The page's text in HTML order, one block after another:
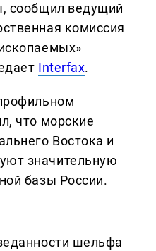
сообщил ведущий
комиссия
Interfax.
что морские
Востока и
значительную
базы России.
шельфа